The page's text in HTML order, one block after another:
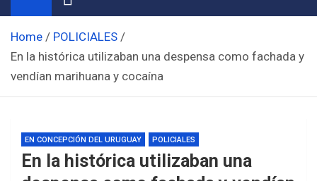
Home
POLICIALES
En la histórica utilizaban una despensa como fachada y
vendían marihuana y cocaína
EN CONCEPCIÓN DEL URUGUAY POLICIALES
En la histórica utilizaban una